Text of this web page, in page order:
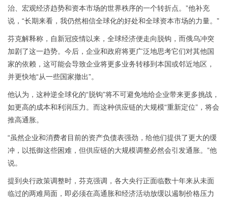
治、宏观经济趋势和资本市场的世界秩序的一个转折点。”他补充
说，“长期来看，我仍然相信全球化的好处和全球资本市场的力量。”
芬克解释称，自新冠疫情以来，全球经济便走向脱钩，而俄乌冲突
加剧了这一趋势。今后，企业和政府将更广泛地思考它们对其他国
家的依赖，这可能会导致企业将更多业务转移到本国或邻近地区，
并更快地“从一些国家撤出”。
他认为，这种逆全球化的“脱钩”将不可避免地给企业带来更多挑战，
如更高的成本和利润压力。而这种供应链的大规模“重新定位”，将会
推高通胀。
“虽然企业和消费者目前的资产负债表强劲，给他们提供了更大的缓
冲，以抵御这些困难，但供应链的大规模调整必然会引发通胀。”他
说。
提到央行政策调整时，芬克强调，各大央行正面临数十年来从未面
临过的两难局面，即必须在高通胀和经济活动放缓以遏制价格压力